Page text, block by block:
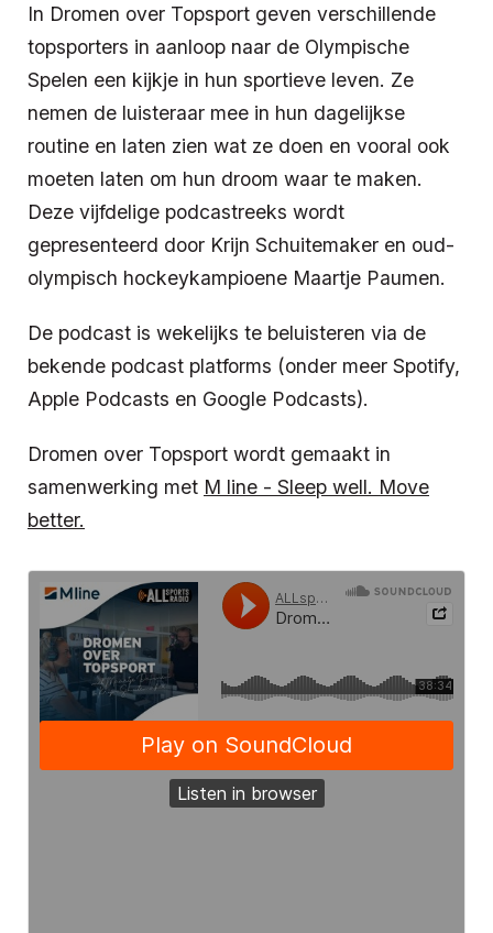
In Dromen over Topsport geven verschillende
topsporters in aanloop naar de Olympische
Spelen een kijkje in hun sportieve leven. Ze
nemen de luisteraar mee in hun dagelijkse
routine en laten zien wat ze doen en vooral ook
moeten laten om hun droom waar te maken.
Deze vijfdelige podcastreeks wordt
gepresenteerd door Krijn Schuitemaker en oud-
olympisch hockeykampioene Maartje Paumen.
De podcast is wekelijks te beluisteren via de
bekende podcast platforms (onder meer Spotify,
Apple Podcasts en Google Podcasts).
Dromen over Topsport wordt gemaakt in
samenwerking met M line - Sleep well. Move
better.